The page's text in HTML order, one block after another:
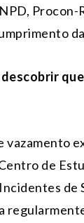
Procon-
vazamento
de
de